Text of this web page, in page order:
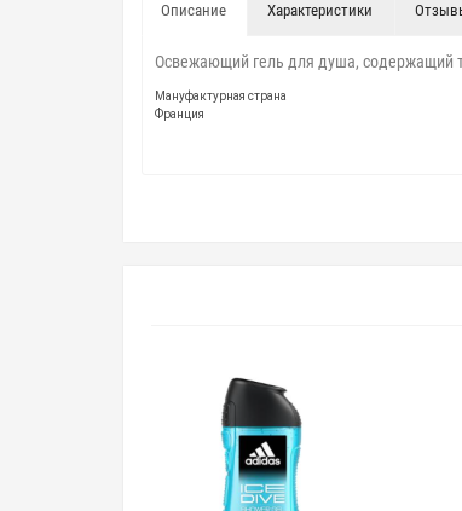
Описание Характеристики
Освежающий гель для душа, содержащий
Мануфактурная страна
Франция